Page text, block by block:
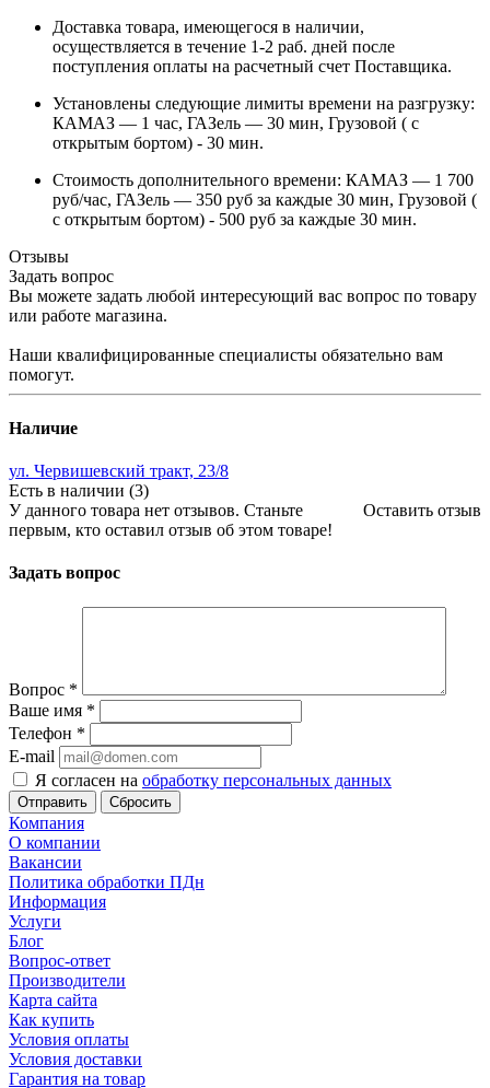
Доставка товара, имеющегося в наличии,
осуществляется в течение 1-2 раб. дней после
поступления оплаты на расчетный счет Поставщика.
Установлены следующие лимиты времени на разгрузку:
КАМАЗ — 1 час, ГАЗель — 30 мин, Грузовой ( с
открытым бортом) - 30 мин.
Стоимость дополнительного времени: КАМАЗ — 1 700
руб/час, ГАЗель — 350 руб за каждые 30 мин, Грузовой (
с открытым бортом) - 500 руб за каждые 30 мин.
Отзывы
Задать вопрос
Вы можете задать любой интересующий вас вопрос по товару
или работе магазина.
Наши квалифицированные специалисты обязательно вам
помогут.
Наличие
ул. Червишевский тракт, 23/8
Есть в наличии (3)
Оставить отзыв
У данного товара нет отзывов. Станьте
первым, кто оставил отзыв об этом товаре!
Задать вопрос
Вопрос *
Ваше имя *
Телефон *
E-mail
Я согласен на обработку персональных данных
Сбросить
Компания
О компании
Вакансии
Политика обработки ПДн
Информация
Услуги
Блог
Вопрос-ответ
Производители
Карта сайта
Как купить
Условия оплаты
Условия доставки
Гарантия на товар